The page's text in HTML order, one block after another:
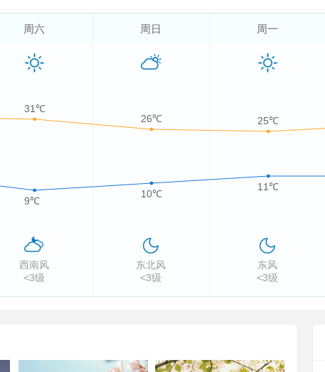
周六 周日 周一
31℃
26℃
25℃
9℃
10℃
11℃
西南风 东北风 东风
<3级 <3级 <3级